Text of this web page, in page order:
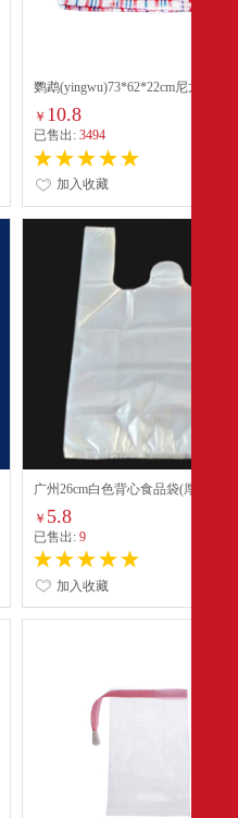
鹦鹉(yingwu)73*62*22cm尼龙编织
￥ 10.8
已售出:3494
加入收藏
广州26cm白色背心食品袋(厚)
￥ 5.8
已售出:9
加入收藏